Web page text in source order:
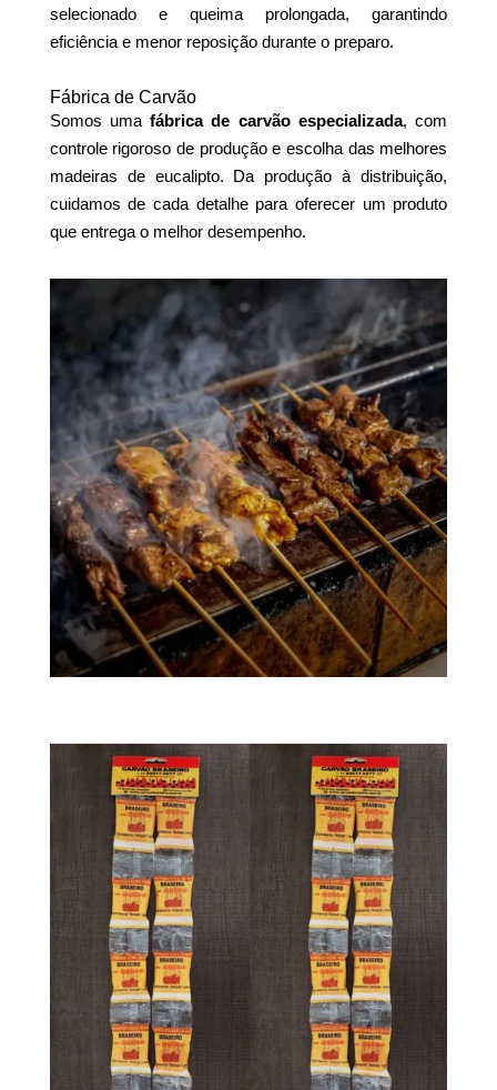
selecionado e queima prolongada, garantindo
eficiência e menor reposição durante o preparo.
Fábrica de Carvão
Somos umafábrica de carvão especializada, com
controle rigoroso de produção e escolha das melhores
madeiras de eucalipto. Da produção à distribuição,
cuidamos de cada detalhe para oferecer um produto
que entrega o melhor desempenho.